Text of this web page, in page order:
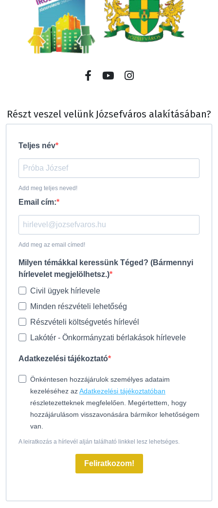
Részt veszel velünk Józsefváros alakításában?
Teljes név
Add meg teljes neved!
Email cím:
Add meg az email címed!
Milyen témákkal keressünk Téged? (Bármennyi
hírlevelet megjelölhetsz.)
Civil ügyek hírlevele
Minden részvételi lehetőség
Részvételi költségvetés hírlevél
Lakótér - Önkormányzati bérlakások hírlevele
Adatkezelési tájékoztató
Önkéntesen hozzájárulok személyes adataim
kezeléséhez azAdatkezelési tájékoztatóban
részletezetteknek megfelelően. Megértettem, hogy
hozzájárulásom visszavonására bármikor lehetőségem
van.
A leiratkozás a hírlevél alján található linkkel lesz lehetséges.
Feliratkozom!